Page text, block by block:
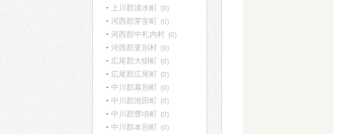
上川郡清水町 (0)
河西郡芽室町 (0)
河西郡中札内村 (0)
河西郡更別村 (0)
広尾郡大樹町 (0)
広尾郡広尾町 (0)
中川郡幕別町 (0)
中川郡池田町 (0)
中川郡豊頃町 (0)
中川郡本別町 (0)